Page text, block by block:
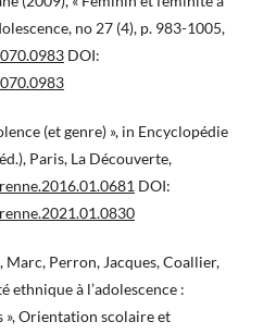
no 27 (4), p. 983-1005,
DOI:
(et genre) », in Encyclopédie
Paris, La Découverte,
DOI:
Perron, Jacques, Coallier,
ethnique à l’adolescence :
Orientation scolaire et